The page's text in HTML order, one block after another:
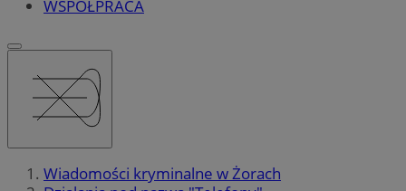
WSPÓŁPRACA
Wiadomości kryminalne w Żorach